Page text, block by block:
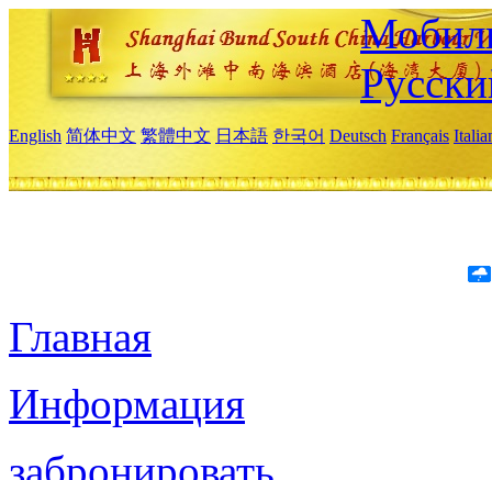
English 简体中文 繁體中文 日本語 한국어 Deutsch Français
Главная
Информация